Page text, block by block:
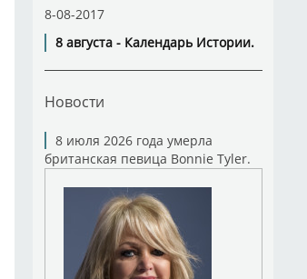
8-08-2017
8 августа - Календарь Истории.
Новости
8 июля 2026 года умерла
британская певица Bonnie Tyler.